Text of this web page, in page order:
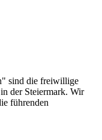
sind die freiwillige
der Steiermark. Wir
führenden